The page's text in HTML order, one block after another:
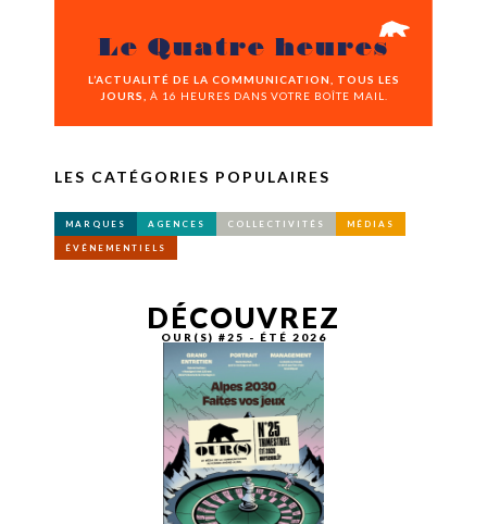
Le Quatre heures
L’ACTUALITÉ DE LA COMMUNICATION, TOUS LES
JOURS,
À 16 HEURES DANS VOTRE BOÎTE MAIL.
LES CATÉGORIES POPULAIRES
MARQUES AGENCES COLLECTIVITÉS MÉDIAS
ÉVÉNEMENTIELS
DÉCOUVREZ
OUR(S) #25 - ÉTÉ 2026